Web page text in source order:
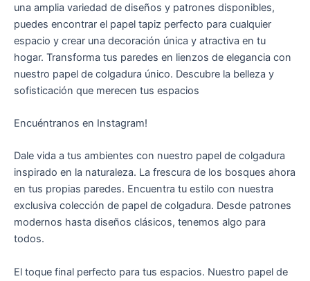
una amplia variedad de diseños y patrones disponibles,
puedes encontrar el papel tapiz perfecto para cualquier
espacio y crear una decoración única y atractiva en tu
hogar. Transforma tus paredes en lienzos de elegancia con
nuestro papel de colgadura único. Descubre la belleza y
sofisticación que merecen tus espacios
Encuéntranos en Instagram!
Dale vida a tus ambientes con nuestro papel de colgadura
inspirado en la naturaleza. La frescura de los bosques ahora
en tus propias paredes. Encuentra tu estilo con nuestra
exclusiva colección de papel de colgadura. Desde patrones
modernos hasta diseños clásicos, tenemos algo para
todos.
El toque final perfecto para tus espacios. Nuestro papel de